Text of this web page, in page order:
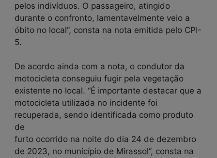
pelos indivíduos. O passageiro, atingido
durante o confronto, lamentavelmente veio a
óbito no local”, consta na nota emitida pelo CPI-
5.
De acordo ainda com a nota, o condutor da
motocicleta conseguiu fugir pela vegetação
existente no local. “É importante destacar que a
motocicleta utilizada no incidente foi
recuperada, sendo identificada como produto
de
furto ocorrido na noite do dia 24 de dezembro
de 2023, no município de Mirassol”, consta na